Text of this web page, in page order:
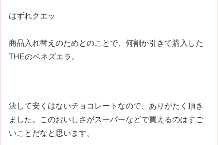
はずれクエッ
商品入れ替えのためとのことで、何割か引きで購入した
THEのベネズエラ。
決して安くはないチョコレートなので、ありがたく頂き
ました。このおいしさがスーパーなどで買えるのはすご
いことだなと思います。